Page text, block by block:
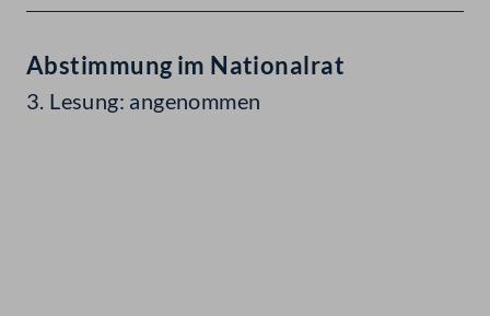
Abstimmung im Nationalrat
3. Lesung: angenommen